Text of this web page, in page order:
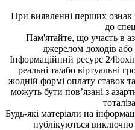
При виявленні перших ознак
до
Пам'ятайте, що участь в
джерелом доходів
Інформаційний ресурс
реальні та/або віртуальні
жодній формі оплату ставок
можуть бути пов’язані з
Будь-які матеріали на
публікуються